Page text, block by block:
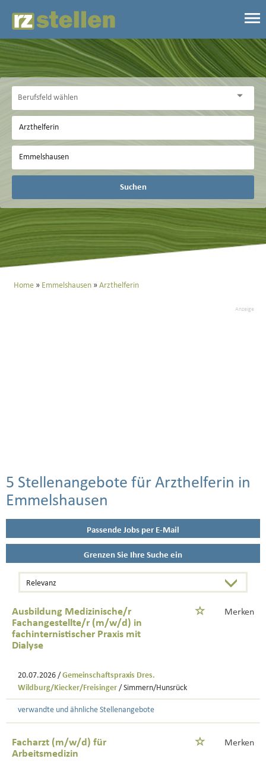
Suchen
Home Emmelshausen Arzthelferin
Anzeige
5 Stellenangebote für Arzthelferin in
Emmelshausen
Passende Jobs per E-Mail
Grenzen Sie Ihre Suche ein
Ausbildung Medizinische/r
Fachangestellte/r (m/w/d) in
fachinternistischer Praxis mit
Dialyse
Merken
20.07.2026 / Gemeinschaftspraxis Dres.
Wildburg/Kiecker/Freisinger / Simmern/Hunsrück
verwandte und ähnliche Stellenangebote
Facharzt (m/w/d) für
Arbeitsmedizin
Merken